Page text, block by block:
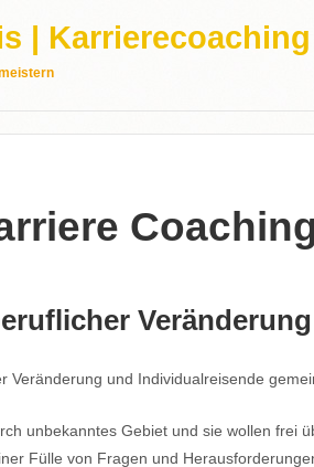
| Karrierecoaching
Coaching
Veränderung
Veränderung und Individualreisende
unbekanntes Gebiet und sie wollen frei
Fülle von Fragen und